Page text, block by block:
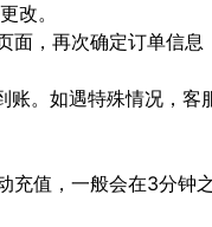
改。
面，再次确定订单信息
。如遇特殊情况，
充值，一般会在3分